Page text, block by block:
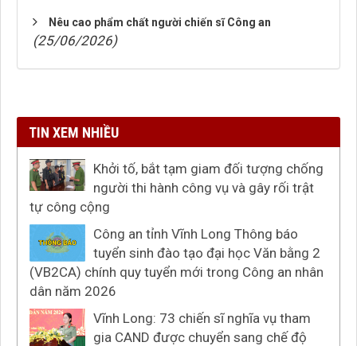
Nêu cao phẩm chất người chiến sĩ Công an
(25/06/2026)
TIN XEM NHIỀU
Khởi tố, bắt tạm giam đối tượng chống
người thi hành công vụ và gây rối trật
tự công cộng
Công an tỉnh Vĩnh Long Thông báo
tuyển sinh đào tạo đại học Văn bằng 2
(VB2CA) chính quy tuyển mới trong Công an nhân
dân năm 2026
Vĩnh Long: 73 chiến sĩ nghĩa vụ tham
gia CAND được chuyển sang chế độ